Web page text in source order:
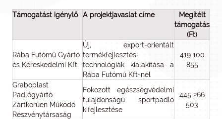
Támogatást igénylő A projektjavaslat címe
Megítélt
támogatás
(Ft)
Rába Futómű Gyártó
és Kereskedelmi Kft.
Új, export-orientált
termékfejlesztési
technológiák kialakítása a
Rába Futómű Kft-nél
419 100
855
Graboplast
Padlógyártó
Zártkörűen Működő
Részvénytársaság
Fokozott egészségvédelmi
tulajdonságú sportpadló
kifejlesztése
445 266
503